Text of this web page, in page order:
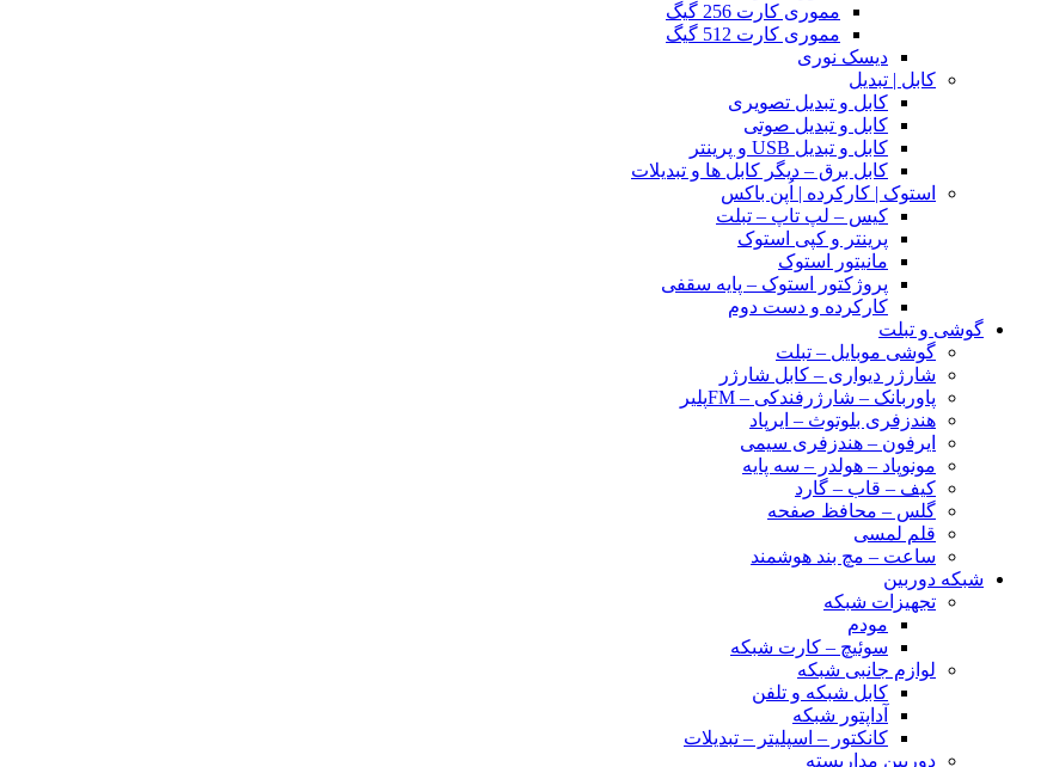
مموری کارت 256 گیگ
مموری کارت 512 گیگ
دیسک نوری
کابل | تبدیل
کابل و تبدیل تصویری
کابل و تبدیل صوتی
کابل و تبدیل USB و پرینتر
کابل برق – دیگر کابل ها و تبدیلات
استوک | کارکرده | اُپن باکس
کیس – لپ تاپ – تبلت
پرینتر و کپی استوک
مانیتور استوک
پروژکتور استوک – پایه سقفی
کارکرده و دست دوم
گوشی و تبلت
گوشی موبایل – تبلت
شارژر دیواری – کابل شارژر
پاوربانک – شارژرفندکی – FMپلیر
هندزفری بلوتوث – ایرپاد
ایرفون – هندزفری سیمی
مونوپاد – هولدر – سه پایه
کیف – قاب – گارد
گلس – محافظ صفحه
قلم لمسی
ساعت – مچ بند هوشمند
شبکه دوربین
تجهیزات شبکه
مودم
سوئیچ – کارت شبکه
لوازم جانبی شبکه
کابل شبکه و تلفن
آداپتور شبکه
کانکتور – اسپلیتر – تبدیلات
دوربین مداربسته